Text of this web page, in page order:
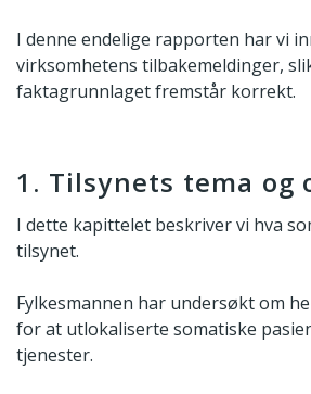
I denne endelige rapporten har vi
virksomhetens tilbakemeldinger,
faktagrunnlaget fremstår korrekt.
1. Tilsynets tema og
I dette kapittelet beskriver vi hva
tilsynet.
Fylkesmannen har undersøkt om
for at utlokaliserte somatiske
tjenester.